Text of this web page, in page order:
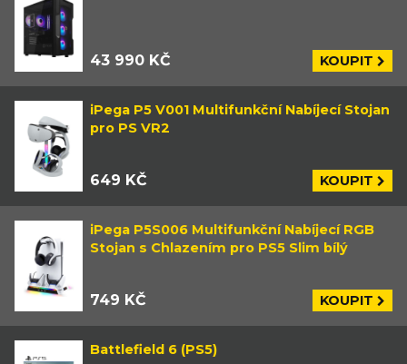
43 990 KČ KOUPIT
iPega P5 V001 Multifunkční Nabíjecí Stojan
pro PS VR2
649 KČ KOUPIT
iPega P5S006 Multifunkční Nabíjecí RGB
Stojan s Chlazením pro PS5 Slim bílý
749 KČ KOUPIT
Battlefield 6 (PS5)